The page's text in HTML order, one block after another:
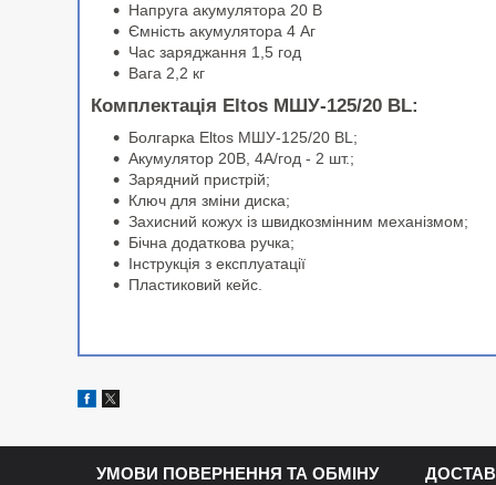
Напруга акумулятора 20 В
Ємність акумулятора 4 Аг
Час заряджання 1,5 год
Вага 2,2 кг
Комплектація Eltos МШУ-125/20 BL:
Болгарка Eltos МШУ-125/20 BL;
Акумулятор 20В, 4А/год - 2 шт.;
Зарядний пристрій;
Ключ для зміни диска;
Захисний кожух із швидкозмінним механізмом;
Бічна додаткова ручка;
Інструкція з експлуатації
Пластиковий кейс.
УМОВИ ПОВЕРНЕННЯ ТА ОБМІНУ